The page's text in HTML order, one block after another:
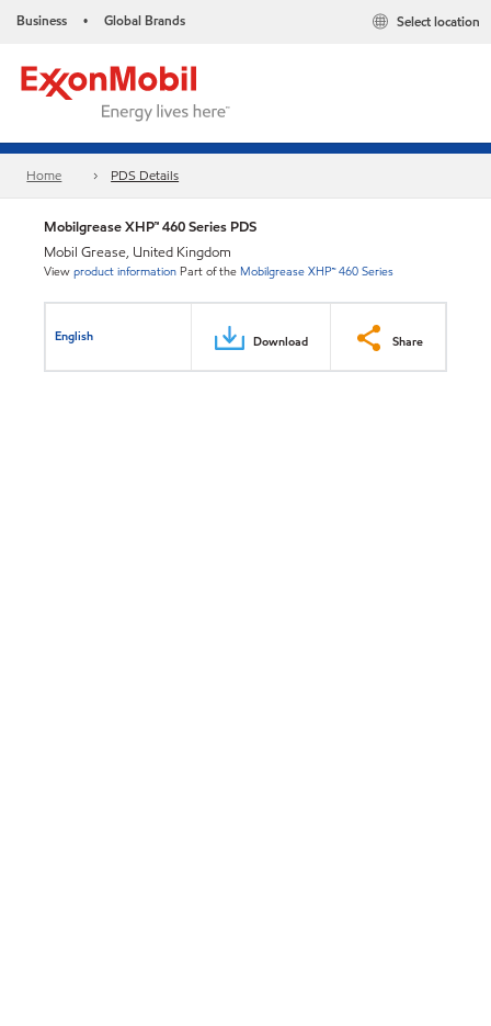
Business • Global Brands Select location
Home PDS Details
Mobilgrease XHP™ 460 Series PDS
Mobil Grease, United Kingdom
Viewproduct information Part of the Mobilgrease XHP™ 460 Series
English Download Share